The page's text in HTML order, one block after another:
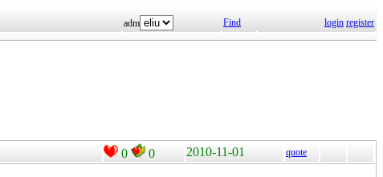
adm Find login register
0 0 2010-11-01 quote